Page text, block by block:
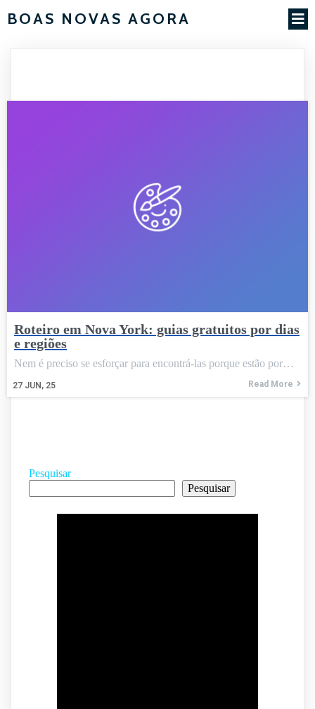
BOAS NOVAS AGORA
Roteiro em Nova York: guias gratuitos por dias
e regiões
27 JUN, 25
Nem é preciso se esforçar para encontrá-las porque estão por…
Read More
Pesquisar
Pesquisar